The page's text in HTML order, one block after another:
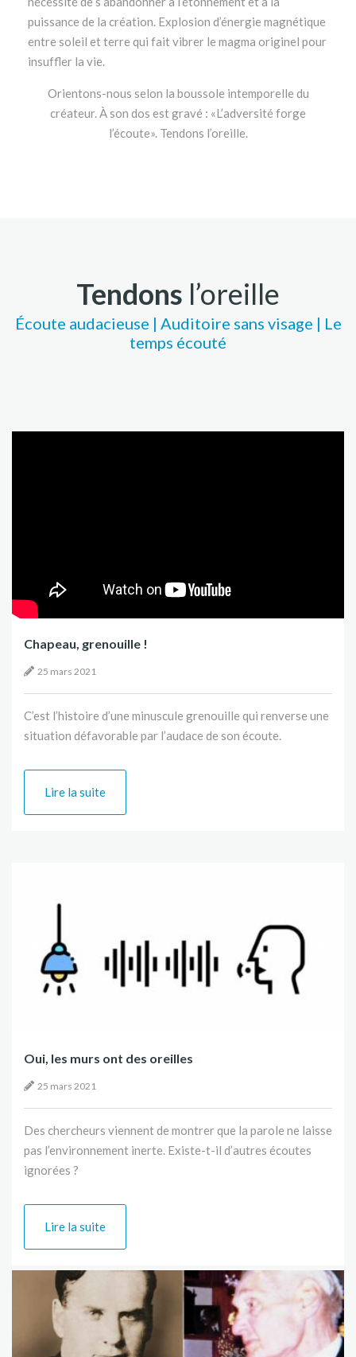
puissance de la création. Explosion d’énergie magnétique
entre soleil et terre qui fait vibrer le magma originel pour
insuffler la vie.
Orientons-nous selon la boussole intemporelle du
créateur. À son dos est gravé : «L’adversité forge
l’écoute». Tendons l’oreille.
Tendons l’oreille
Écoute audacieuse | Auditoire sans visage | Le
temps écouté
Chapeau, grenouille !
25 mars 2021
C’est l’histoire d’une minuscule grenouille qui renverse une
situation défavorable par l’audace de son écoute.
Lire la suite
Previous
Oui, les murs ont des oreilles
25 mars 2021
Des chercheurs viennent de montrer que la parole ne laisse
pas l’environnement inerte. Existe-t-il d’autres écoutes
ignorées ?
Lire la suite